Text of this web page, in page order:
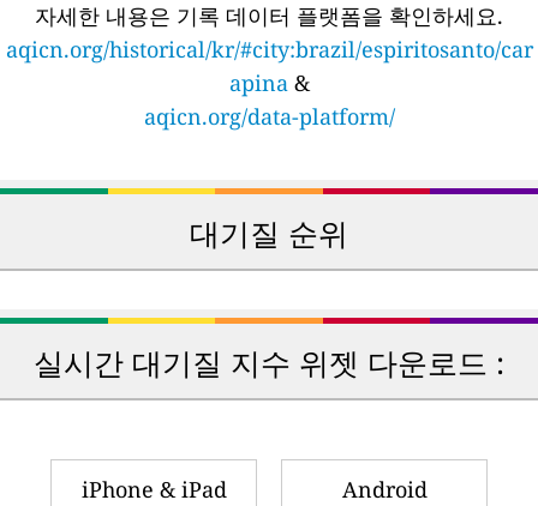
자세한 내용은 기록 데이터 플랫폼을 확인하세요.
aqicn.org/historical/kr/#city:brazil/espiritosanto/car
apina&
aqicn.org/data-platform/
대기질 순위
🇿🇦
🇦🇪 149
아랍에미리트
🇦🇿 147
아제르바이잔
🇮🇩
잠비아
🇵🇰
🇺🇬 118
우간다
🇶🇦 114
카타르
🇺🇿
마다가스카르